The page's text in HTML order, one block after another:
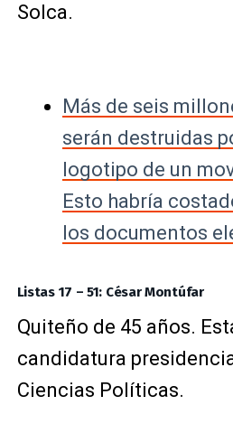
Solca.
Más de seis
serán destruidas
logotipo de un
Esto habría
los documentos
Listas 17 – 51: César Montúfar
Quiteño de 45 años.
candidatura
Ciencias Políticas.